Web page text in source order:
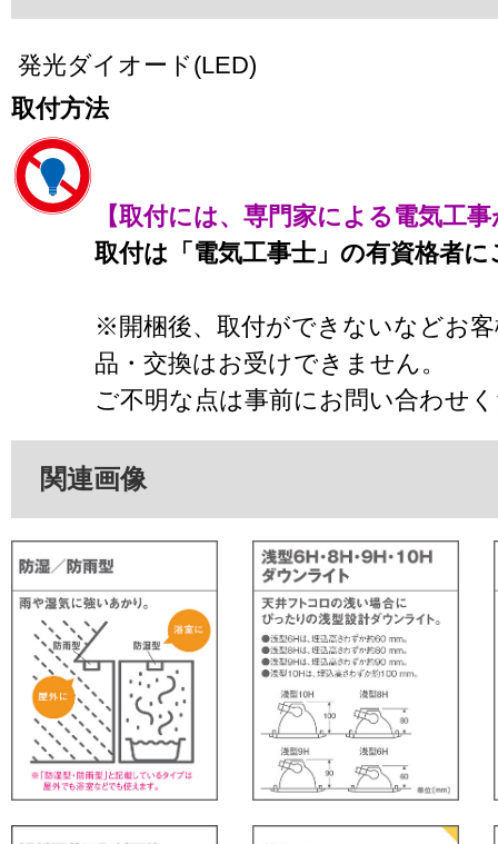
発光ダイオード(LED)
取付方法
【取付には、専門家による電気工
取付は「電気工事士」の有資格者
※開梱後、取付ができないなどお
品・交換はお受けできません。
ご不明な点は事前にお問い合わせ
関連画像